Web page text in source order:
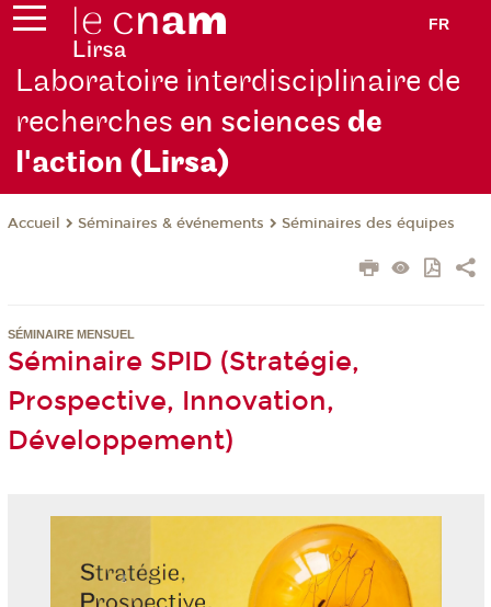
FR
Laboratoire interdisciplinaire de
recherches en sciencesde
l'action (Lirsa)
Accueil Séminaires & événements Séminaires des équipes
SÉMINAIRE MENSUEL
Séminaire SPID (Stratégie,
Prospective, Innovation,
Développement)